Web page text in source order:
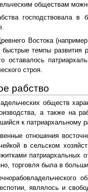
обществам
господствовала в
Востока
темпы развития
оставалось
строя.
рабство
обществ
а также на
к патриархальному
отношения
в сельском
патриархальных
торговля была в
являлось и